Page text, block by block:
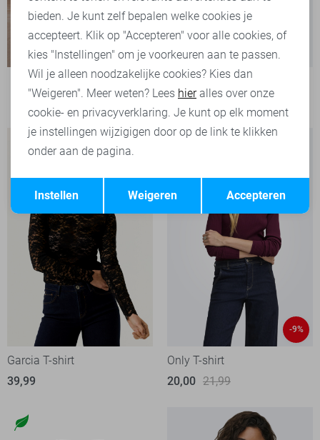
Only T-shirt
29,99
Garcia T-shirt
39,99
-9%
Only T-shirt
20,00 21,99
Terug Opslaan
bieden. Je kunt zelf bepalen welke cookies je
accepteert. Klik op "Accepteren" voor alle cookies, of
kies "Instellingen" om je voorkeuren aan te passen.
Wil je alleen noodzakelijke cookies? Kies dan
"Weigeren". Meer weten? Lees hieralles over onze
cookie- en privacyverklaring. Je kunt op elk moment
je instellingen wijzigigen door op de link te klikken
onder aan de pagina.
Accepteren
Weigeren
Instellen